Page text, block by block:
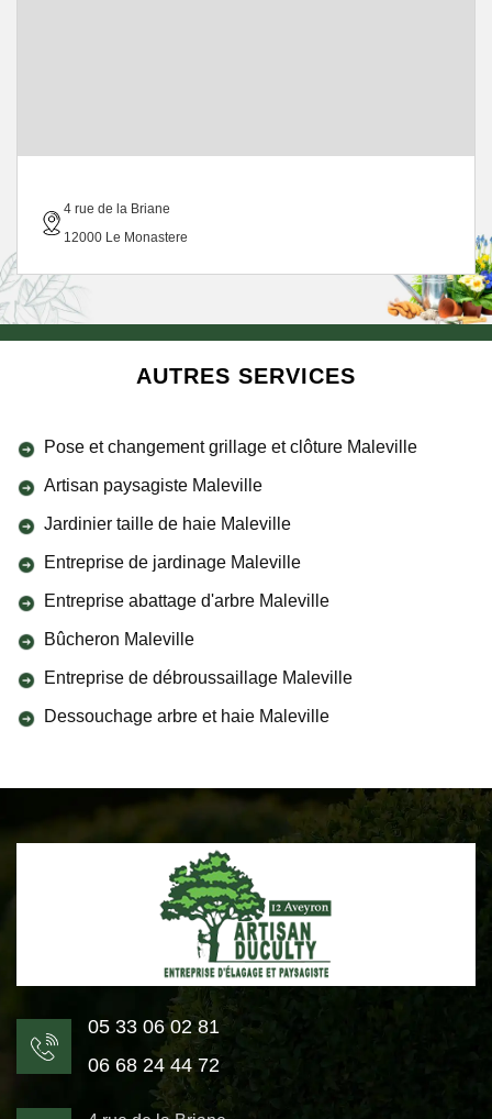
4 rue de la Briane
12000 Le Monastere
AUTRES SERVICES
Pose et changement grillage et clôture Maleville
Artisan paysagiste Maleville
Jardinier taille de haie Maleville
Entreprise de jardinage Maleville
Entreprise abattage d'arbre Maleville
Bûcheron Maleville
Entreprise de débroussaillage Maleville
Dessouchage arbre et haie Maleville
05 33 06 02 81
06 68 24 44 72